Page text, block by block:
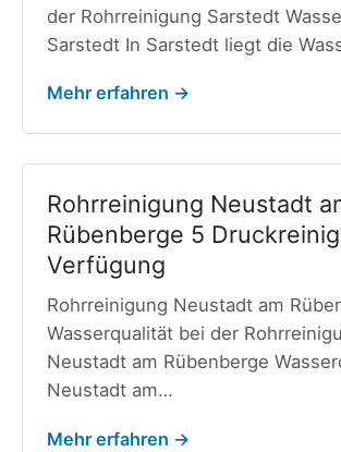
der Rohrreinigung Sarstedt
Sarstedt In Sarstedt liegt die
Mehr erfahren →
Rohrreinigung Neustadt
Rübenberge 5
Verfügung
Rohrreinigung Neustadt am
Wasserqualität bei der
Neustadt am Rübenberge
Neustadt am…
Mehr erfahren →